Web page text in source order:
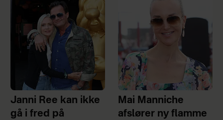
Janni Ree kan ikke
gå i fred på
Mai Manniche
afslører ny flamme